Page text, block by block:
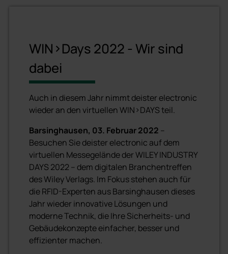
WIN>Days 2022 - Wir sind
dabei
Auch in diesem Jahr nimmt deister electronic
wieder an den virtuellen WIN>DAYS teil.
Barsinghausen, 03. Februar 2022 –
Besuchen Sie deister electronic auf dem
virtuellen Messegelände der WILEY INDUSTRY
DAYS 2022 – dem digitalen Branchentreffen
des Wiley Verlags. Im Fokus stehen auch für
die RFID-Experten aus Barsinghausen dieses
Jahr wieder innovative Lösungen und
moderne Technik, die Ihre Sicherheits- und
Gebäudekonzepte einfacher, besser und
effizienter machen.